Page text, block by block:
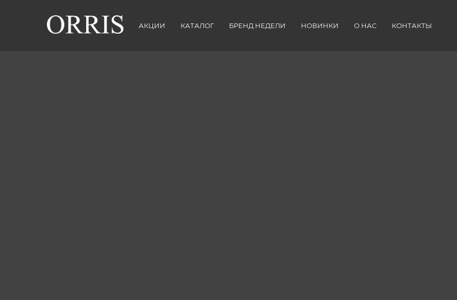
АКЦИИ КАТАЛОГ БРЕНД НЕДЕЛИ НОВИНКИ О НАС КОНТАКТЫ